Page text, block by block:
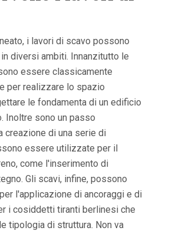
i lavori di scavo possono
diversi ambiti. Innanzitutto le
essere classicamente
per realizzare lo spazio
le fondamenta di un edificio
Inoltre sono un passo
creazione di una serie di
essere utilizzate per il
come l'inserimento di
Gli scavi, infine, possono
l'applicazione di ancoraggi e di
i cosiddetti tiranti berlinesi che
tipologia di struttura. Non va